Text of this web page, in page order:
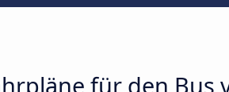
für den